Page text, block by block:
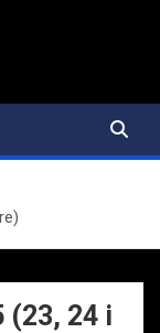
(23, 24 i